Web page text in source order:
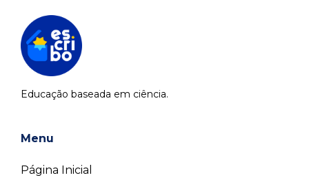
Educação baseada em ciência.
Menu
Página Inicial